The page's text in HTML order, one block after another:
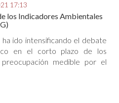
17:13
los Indicadores Ambientales
ido intensificando el debate
en el corto plazo de los
medible por el